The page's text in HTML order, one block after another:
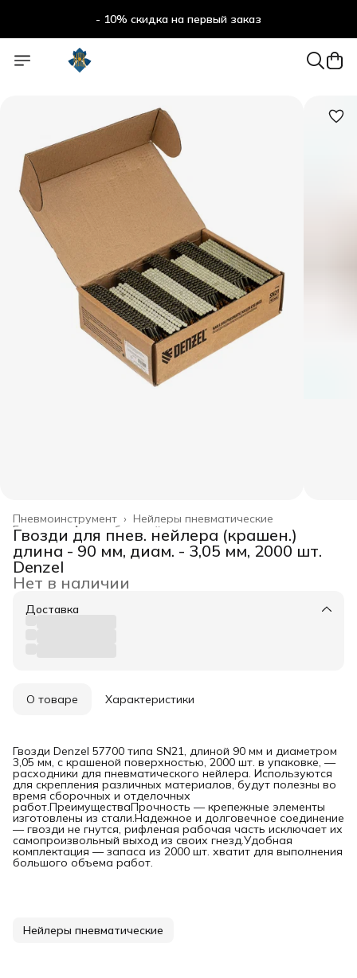
- 10% скидка на первый заказ
Нейлеры пневматические
Пневмоинструмент ›
Автомобильный инструмент ›
Главная ›
Гвозди для пнев. нейлера (крашен.)
длина - 90 мм, диам. - 3,05 мм, 2000 шт.
Denzel
Нет в наличии
Доставка
О товаре Характеристики
Гвозди Denzel 57700 типа SN21, длиной 90 мм и диаметром
3,05 мм, с крашеной поверхностью, 2000 шт. в упаковке, —
расходники для пневматического нейлера. Используются
для скрепления различных материалов, будут полезны во
время сборочных и отделочных
работ.ПреимуществаПрочность — крепежные элементы
изготовлены из стали.Надежное и долговечное соединение
— гвозди не гнутся, рифленая рабочая часть исключает их
самопроизвольный выход из своих гнезд.Удобная
комплектация — запаса из 2000 шт. хватит для выполнения
большого объема работ.
Нейлеры пневматические